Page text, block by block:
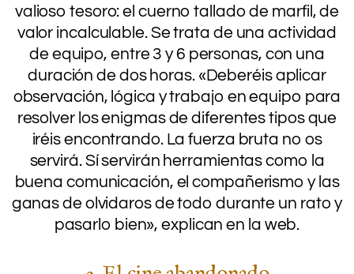
valioso tesoro: el cuerno tallado de marfil, de
valor incalculable. Se trata de una actividad
de equipo, entre 3 y 6 personas, con una
duración de dos horas. «Deberéis aplicar
observación, lógica y trabajo en equipo para
resolver los enigmas de diferentes tipos que
iréis encontrando. La fuerza bruta no os
servirá. Sí servirán herramientas como la
buena comunicación, el compañerismo y las
ganas de olvidaros de todo durante un rato y
pasarlo bien», explican en la web.